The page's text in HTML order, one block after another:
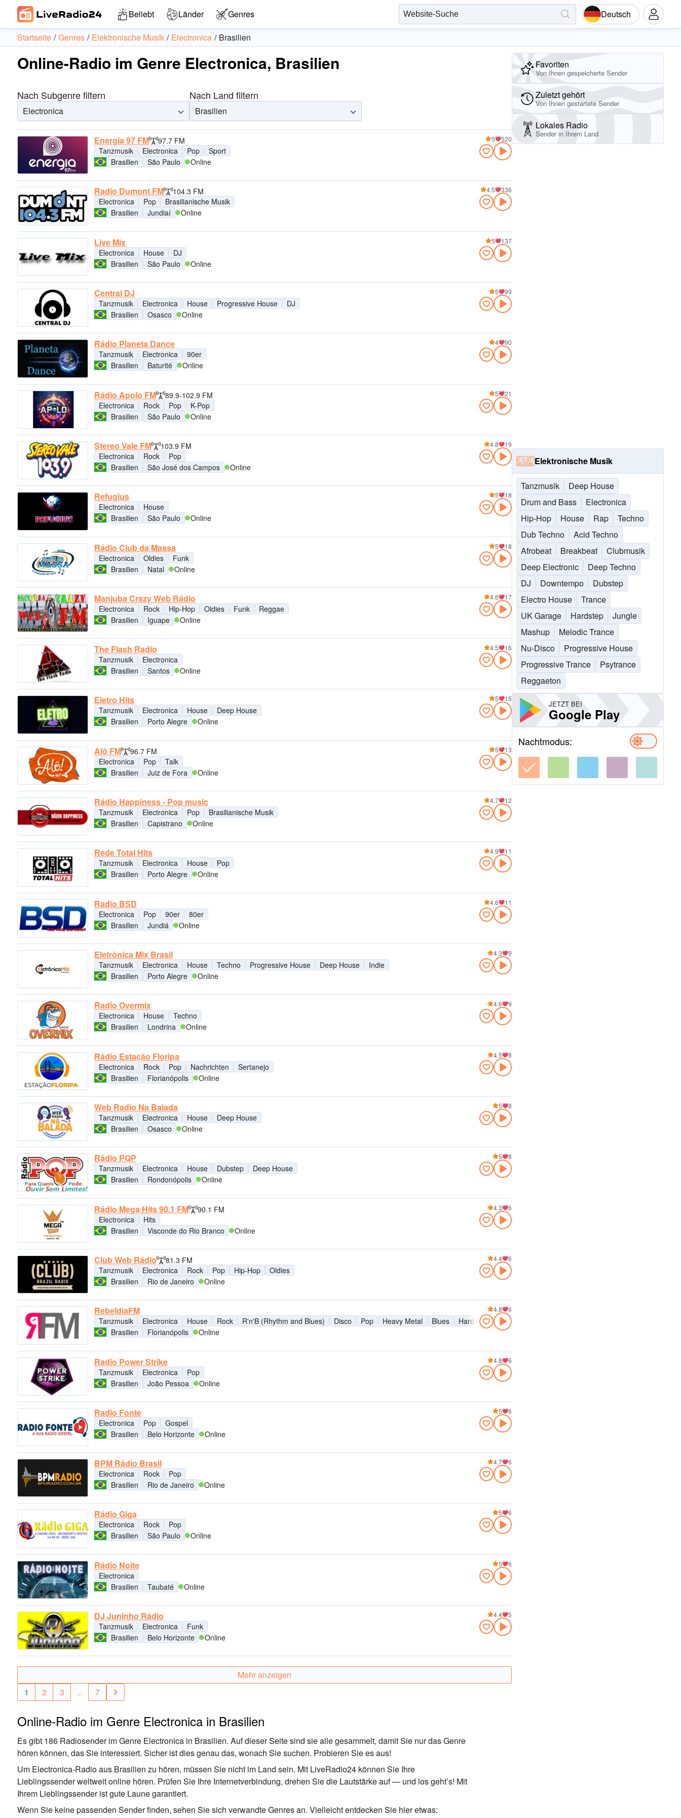
Beliebt Länder Genres Deutsch
Startseite Genres Elektronische Musik Electronica Brasilien
Online-Radio im Genre Electronica, Brasilien
Nach Subgenre filtern
Electronica
Nach Land filtern
Brasilien
Energia 97 FM
97.7 FM
Tanzmusik
Electronica Pop
Sport
Brasilien
São Paulo Online
5 520
Radio Dumont FM
104.3 FM
Electronica
Pop
Brasilianische Musik
Brasilien
Jundiaí Online
4.5 336
Live Mix
Electronica House
DJ
Brasilien
São Paulo Online
5 137
Central DJ
Tanzmusik Electronica House Progressive House
DJ
Brasilien
Osasco Online
5 99
Rádio Planeta Dance
Tanzmusik Electronica
90er
Brasilien
Baturité Online
4 90
Rádio Apolo FM
89.9-102.9 FM
Electronica
Rock Pop
K-Pop
Brasilien
São Paulo Online
5 21
Stereo Vale FM
103.9 FM
Electronica
Rock
Pop
Brasilien
São José dos Campos Online
4.8 19
Refugius
Electronica
House
Brasilien
São Paulo Online
5 18
Rádio Club da Massa
Electronica Oldies
Funk
Brasilien
Natal Online
5 18
Manjuba Crazy Web Rádio
Electronica Rock Hip-Hop Oldies Funk
Reggae
Brasilien
Iguape Online
4.6 17
The Flash Radio
Tanzmusik
Electronica
Brasilien
Santos Online
4.5 16
Eletro Hits
Tanzmusik Electronica House
Deep House
Brasilien
Porto Alegre Online
5 15
Alô FM
96.7 FM
Electronica
Pop
Talk
Brasilien
Juiz de Fora Online
5 13
Rádio Happiness - Pop music
Tanzmusik Electronica Pop
Brasilianische Musik
Brasilien
Capistrano Online
4.7 12
Rede Total Hits
Tanzmusik Electronica House
Pop
Brasilien
Porto Alegre Online
4.9 11
Radio BSD
Electronica Pop 90er
80er
Brasilien
Jundiá Online
4.6 11
Eletrônica Mix Brasil
Tanzmusik Electronica House Techno Progressive House Deep House
Indie
Brasilien
Porto Alegre Online
4.3 9
Radio Overmix
Electronica House
Techno
Brasilien
Londrina Online
4.6 9
Rádio Estação Floripa
Electronica Rock Pop Nachrichten
Sertanejo
Brasilien
Florianópolis Online
4.5 8
Web Radio Na Balada
Tanzmusik Electronica House
Deep House
Brasilien
Osasco Online
5 8
Rádio PQP
Tanzmusik Electronica House Dubstep
Deep House
Brasilien
Rondonópolis Online
5 8
Rádio Mega Hits 90.1 FM
90.1 FM
Electronica
Hits
Brasilien
Visconde do Rio Branco Online
4.3 6
Club Web Rádio
81.3 FM
Tanzmusik
Electronica Rock Pop Hip-Hop
Oldies
Brasilien
Rio de Janeiro Online
4.4 6
RebeldiaFM
Tanzmusik Electronica House Rock R'n'B (Rhythm and Blues) Disco Pop Heavy Metal Blues Hard Rock Rock 'n' Roll
Brasilien
Florianópolis Online
4.8 6
Radio Power Strike
Tanzmusik Electronica
Pop
Brasilien
João Pessoa Online
4.8 6
Radio Fonte
Electronica Pop
Gospel
Brasilien
Belo Horizonte Online
5 6
BPM Rádio Brasil
Electronica Rock
Pop
Brasilien
Rio de Janeiro Online
4.7 6
Rádio Giga
Electronica Rock
Pop
Brasilien
São Paulo Online
5 6
Rádio Noite
Electronica
Brasilien
Taubaté Online
5 6
DJ Juninho Rádio
Tanzmusik Electronica
Funk
Brasilien
Belo Horizonte Online
4.4 5
Mehr anzeigen
1
2 3 ... 7
Online-Radio im Genre Electronica in Brasilien
Es gibt 186 Radiosender im Genre Electronica in Brasilien. Auf dieser Seite sind sie alle gesammelt, damit Sie nur das Genre
hören können, das Sie interessiert. Sicher ist dies genau das, wonach Sie suchen. Probieren Sie es aus!
Um Electronica-Radio aus Brasilien zu hören, müssen Sie nicht im Land sein. Mit LiveRadio24 können Sie Ihre
Lieblingssender weltweit online hören. Prüfen Sie Ihre Internetverbindung, drehen Sie die Lautstärke auf — und los geht’s! Mit
Ihrem Lieblingssender ist gute Laune garantiert.
Wenn Sie keine passenden Sender finden, sehen Sie sich verwandte Genres an. Vielleicht entdecken Sie hier etwas:
Favoriten
Von Ihnen gespeicherte Sender
Zuletzt gehört
Von Ihnen gestartete Sender
Lokales Radio
Sender in Ihrem Land
Elektronische Musik
Tanzmusik
Deep House
Drum and Bass
Electronica
Hip-Hop
House Rap
Techno
Dub Techno
Acid Techno
Afrobeat
Breakbeat
Clubmusik
Deep Electronic
Deep Techno
DJ
Downtempo
Dubstep
Electro House
Trance
UK Garage
Hardstep
Jungle
Mashup
Melodic Trance
Nu-Disco
Progressive House
Progressive Trance
Psytrance
Reggaeton
JETZT BEI
Google Play
Nachtmodus: